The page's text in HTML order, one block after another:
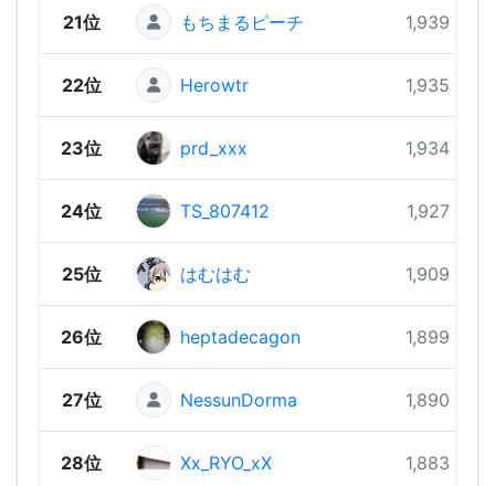
21位 もちまるピーチ 1,939 pts
22位 Herowtr 1,935 pts
23位 prd_xxx 1,934 pts
24位 TS_807412 1,927 pts
25位 はむはむ 1,909 pts
26位 heptadecagon 1,899 pts
27位 NessunDorma 1,890 pts
28位 Xx_RYO_xX 1,883 pts